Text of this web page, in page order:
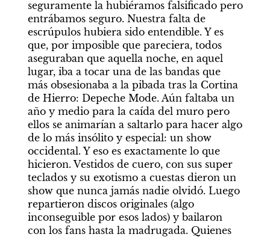
seguramente la hubiéramos falsificado pero
entrábamos seguro. Nuestra falta de
escrúpulos hubiera sido entendible. Y es
que, por imposible que pareciera, todos
aseguraban que aquella noche, en aquel
lugar, iba a tocar una de las bandas que
más obsesionaba a la pibada tras la Cortina
de Hierro: Depeche Mode. Aún faltaba un
año y medio para la caída del muro pero
ellos se animarían a saltarlo para hacer algo
de lo más insólito y especial: un show
occidental. Y eso es exactamente lo que
hicieron. Vestidos de cuero, con sus super
teclados y su exotismo a cuestas dieron un
show que nunca jamás nadie olvidó. Luego
repartieron discos originales (algo
inconseguible por esos lados) y bailaron
con los fans hasta la madrugada. Quienes